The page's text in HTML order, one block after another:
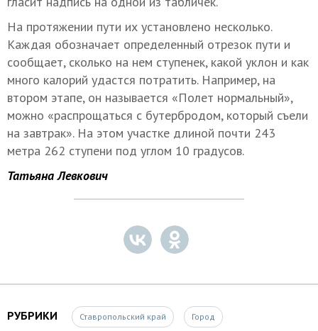
На протяжении пути их установлено несколько.
Каждая обозначает определенный отрезок пути и
сообщает, сколько на нем ступенек, какой уклон и как
много калорий удастся потратить. Например, на
втором этапе, он называется «Полет нормальный»,
можно «распрощаться с бутербродом, который съели
на завтрак». На этом участке длиной почти 243
метра 262 ступени под углом 10 градусов.
Татьяна Левкович
РУБРИКИ Ставропольский край Город